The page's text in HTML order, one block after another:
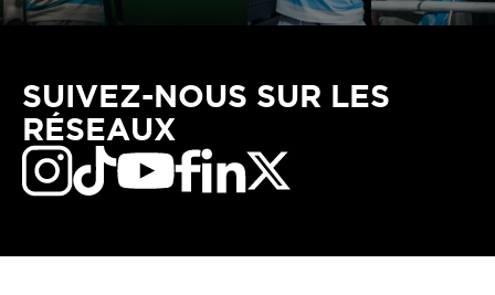
SUIVEZ-NOUS SUR LES
RÉSEAUX